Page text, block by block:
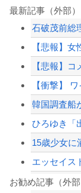
最新記事（外部）
【悲報】
お勧め記事（外部